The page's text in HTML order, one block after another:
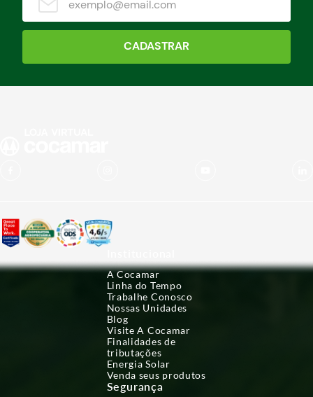
CADASTRAR
A Cocamar
Linha do Tempo
Trabalhe Conosco
Nossas Unidades
Blog
Visite A Cocamar
Finalidades de
tributações
Energia Solar
Venda seus produtos
Segurança